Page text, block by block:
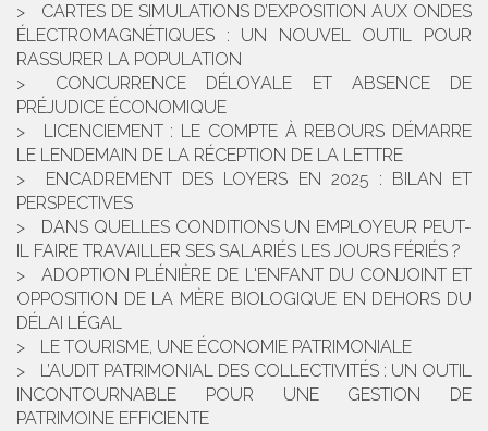
CARTES DE SIMULATIONS D’EXPOSITION AUX ONDES
ÉLECTROMAGNÉTIQUES : UN NOUVEL OUTIL POUR
RASSURER LA POPULATION
CONCURRENCE DÉLOYALE ET ABSENCE DE
PRÉJUDICE ÉCONOMIQUE
LICENCIEMENT : LE COMPTE À REBOURS DÉMARRE
LE LENDEMAIN DE LA RÉCEPTION DE LA LETTRE
ENCADREMENT DES LOYERS EN 2025 : BILAN ET
PERSPECTIVES
DANS QUELLES CONDITIONS UN EMPLOYEUR PEUT-
IL FAIRE TRAVAILLER SES SALARIÉS LES JOURS FÉRIÉS ?
ADOPTION PLÉNIÈRE DE L'ENFANT DU CONJOINT ET
OPPOSITION DE LA MÈRE BIOLOGIQUE EN DEHORS DU
DÉLAI LÉGAL
LE TOURISME, UNE ÉCONOMIE PATRIMONIALE
L’AUDIT PATRIMONIAL DES COLLECTIVITÉS : UN OUTIL
INCONTOURNABLE POUR UNE GESTION DE
PATRIMOINE EFFICIENTE